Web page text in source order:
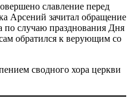
славление перед
Арсений зачитал обращение
случаю празднования Дня
обратился к верующим со
сводного хора церкви